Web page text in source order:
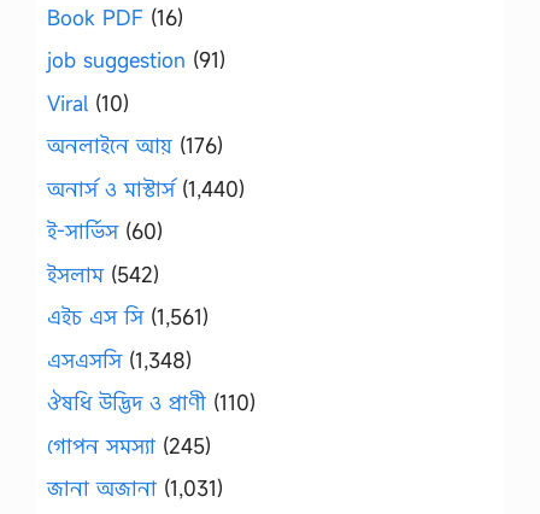
Book PDF (16)
job suggestion (91)
Viral (10)
অনলাইনে আয় (176)
অনার্স ও মাস্টার্স(1,440)
ই-সার্ভিস(60)
ইসলাম(542)
এইচ এস সি(1,561)
এসএসসি(1,348)
ঔষধি উদ্ভিদ ও প্রাণী (110)
গোপন সমস্যা (245)
জানা অজানা (1,031)